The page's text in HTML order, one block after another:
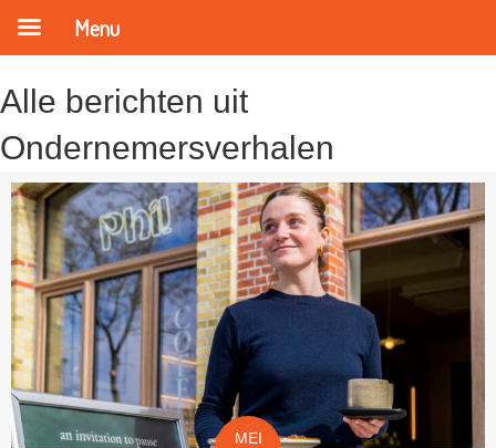
Alle berichten uit
Ondernemersverhalen
MEI
Menu